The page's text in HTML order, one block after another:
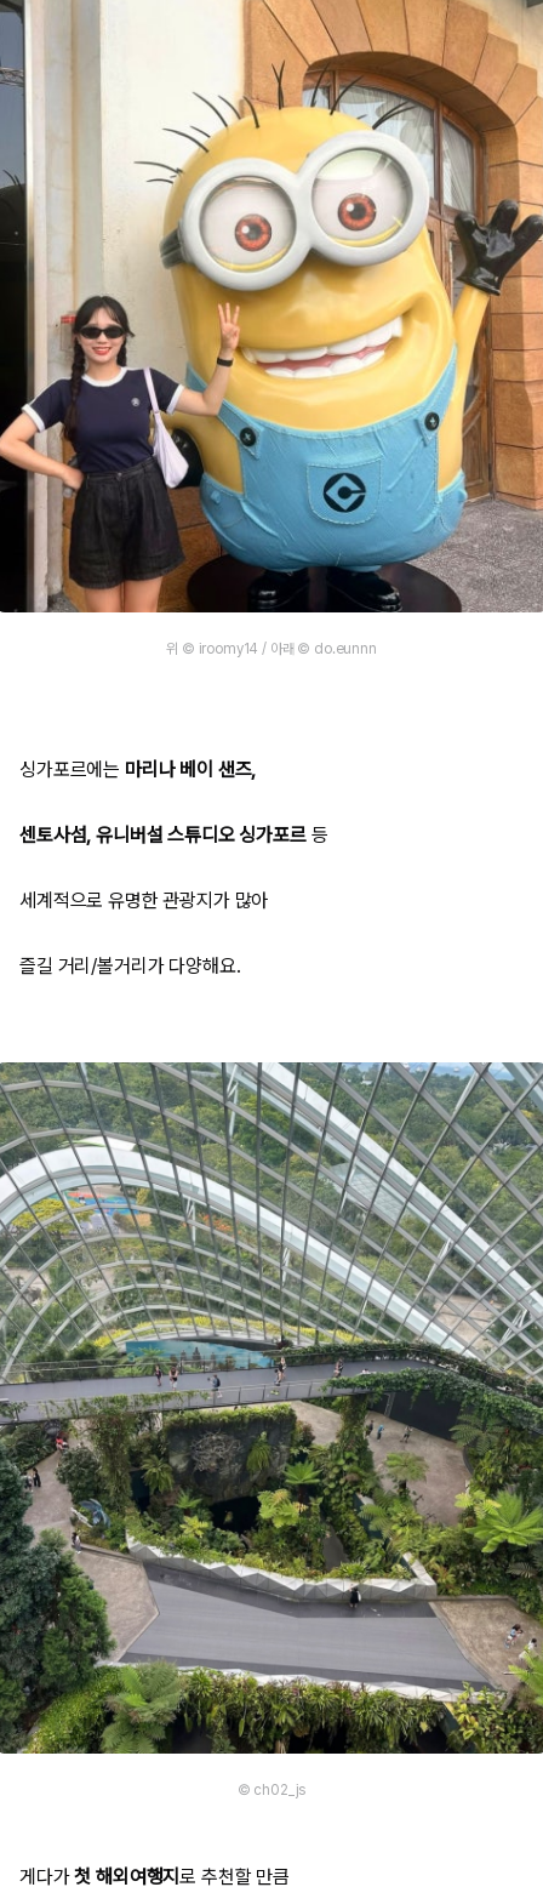
위 © iroomy14 / 아래 © do.eunnn
싱가포르에는 마리나 베이 샌즈,
센토사섬, 유니버설 스튜디오 싱가포르 등
세계적으로 유명한 관광지가 많아
즐길 거리/볼거리가 다양해요.
© ch02_js
게다가첫 해외여행지로 추천할 만큼